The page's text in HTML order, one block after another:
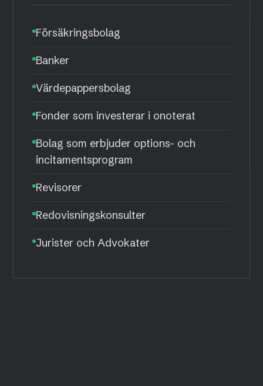
Försäkringsbolag
Banker
Värdepappersbolag
Fonder som investerar i onoterat
Bolag som erbjuder options- och
incitamentsprogram
Revisorer
Redovisningskonsulter
Jurister och Advokater